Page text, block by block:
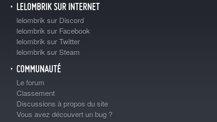
LELOMBRIK SUR INTERNET
lelombrik sur Discord
lelombrik sur Facebook
lelombrik sur Twitter
lelombrik sur Steam
COMMUNAUTÉ
Le forum
Classement
Discussions à propos du site
Vous avez découvert un bug ?